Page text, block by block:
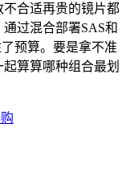
合适再贵的镜片都
过混合部署SAS和
预算。要是拿不准
算算哪种组合最划